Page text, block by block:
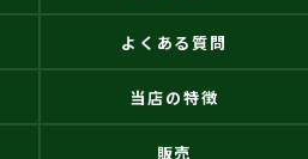
よくある質問
当店の特徴
販売